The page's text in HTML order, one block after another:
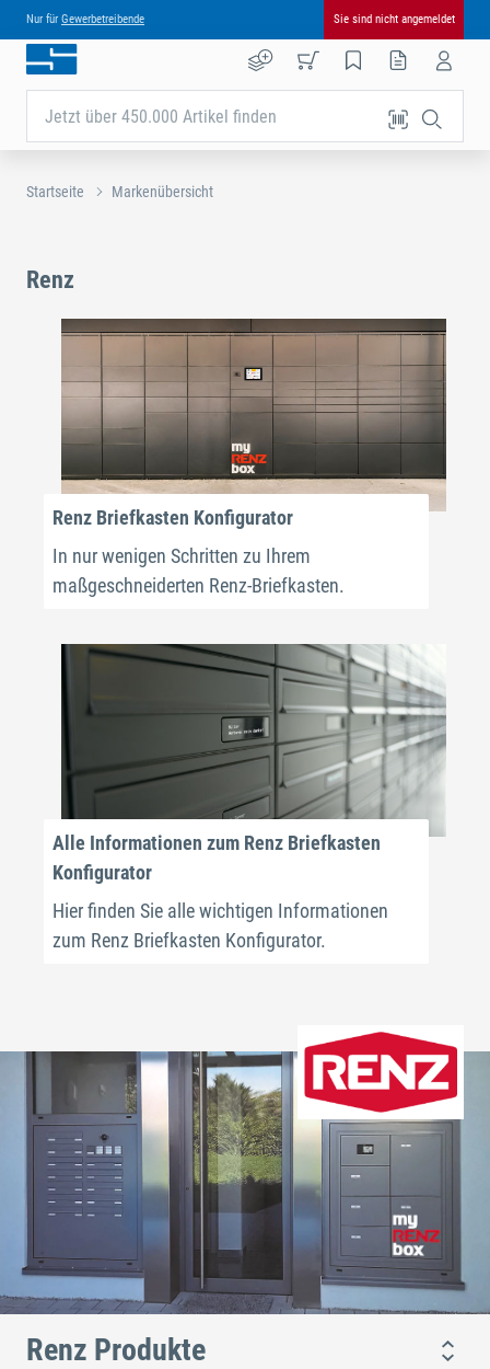
Nur für Gewerbetreibende Sie sind nicht angemeldet
Jetzt über 450.000 Artikel finden
Startseite Markenübersicht
Renz
Renz Briefkasten Konfigurator
In nur wenigen Schritten zu Ihrem
maßgeschneiderten Renz-Briefkasten.
Alle Informationen zum Renz Briefkasten
Konfigurator
Hier finden Sie alle wichtigen Informationen
zum Renz Briefkasten Konfigurator.
Renz Produkte